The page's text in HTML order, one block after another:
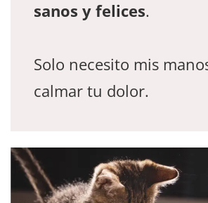
sanos y felices.
Solo necesito mis
calmar tu dolor.